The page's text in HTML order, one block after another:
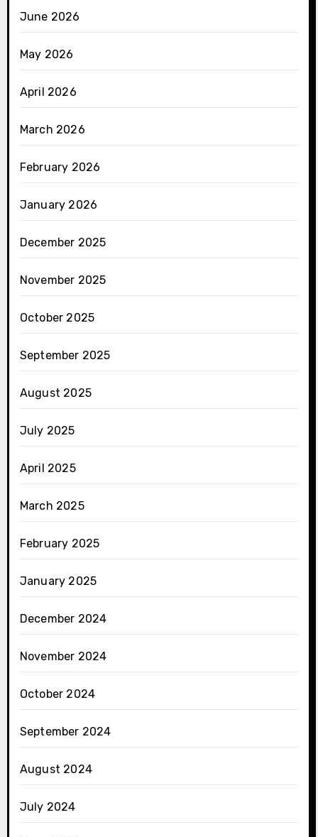
June 2026
May 2026
April 2026
March 2026
February 2026
January 2026
December 2025
November 2025
October 2025
September 2025
August 2025
July 2025
April 2025
March 2025
February 2025
January 2025
December 2024
November 2024
October 2024
September 2024
August 2024
July 2024